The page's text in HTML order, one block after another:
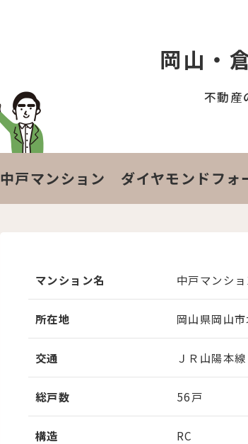
岡山・
不動産
中戸マンション ダイヤモンドフ
マンション名 中戸マンシ
所在地 岡山県岡山
交通 ＪＲ山陽本
総戸数 56戸
構造 RC